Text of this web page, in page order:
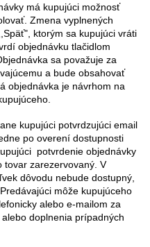
má kupujúci možnosť
Zmena vyplnených
ktorým sa kupujúci vráti
objednávku tlačidlom
sa považuje za
a bude obsahovať
objednávka je návrhom na
kupujúci potvrdzujúci email
po overení dostupnosti
potvrdenie objednávky
tovar zarezervovaný. V
dôvodu nebude dostupný,
môže kupujúceho
alebo e-mailom za
doplnenia prípadných